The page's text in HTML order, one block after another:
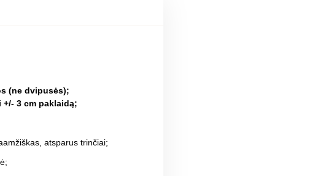
(ne dvipusės);
3 cm paklaidą;
atsparus trinčiai;